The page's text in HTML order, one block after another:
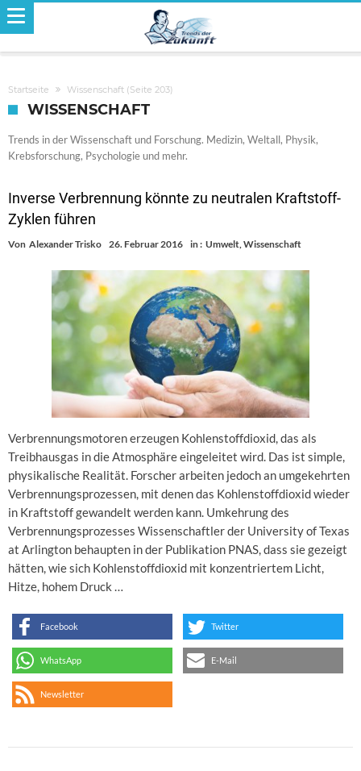
Startseite Wissenschaft (Seite 203)
WISSENSCHAFT
Trends in der Wissenschaft und Forschung. Medizin, Weltall, Physik,
Krebsforschung, Psychologie und mehr.
Inverse Verbrennung könnte zu neutralen Kraftstoff-
Zyklen führen
Von Alexander Trisko 26. Februar 2016 in : Umwelt Wissenschaft
Verbrennungsmotoren erzeugen Kohlenstoffdioxid, das als
Treibhausgas in die Atmosphäre eingeleitet wird. Das ist simple,
physikalische Realität. Forscher arbeiten jedoch an umgekehrten
Verbrennungsprozessen, mit denen das Kohlenstoffdioxid wieder
in Kraftstoff gewandelt werden kann. Umkehrung des
Verbrennungsprozesses Wissenschaftler der University of Texas
at Arlington behaupten in der Publikation PNAS, dass sie gezeigt
hätten, wie sich Kohlenstoffdioxid mit konzentriertem Licht,
Hitze, hohem Druck …
Facebook Twitter
WhatsApp E-Mail
Newsletter